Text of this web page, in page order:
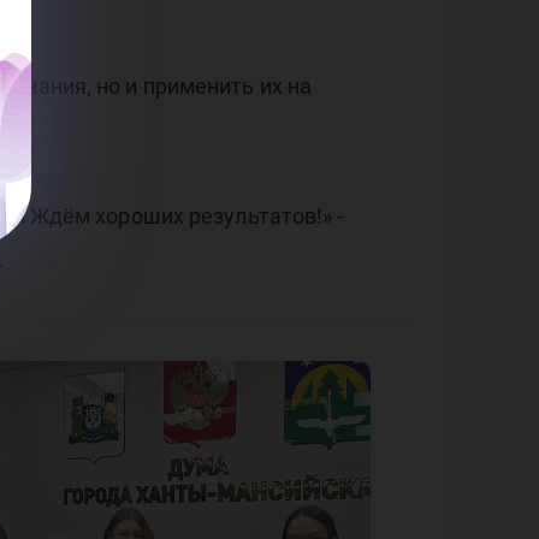
но и применить их на
Ждём хороших результатов!» -